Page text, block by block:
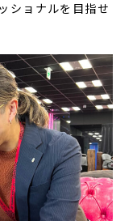
ショナルを目指せ